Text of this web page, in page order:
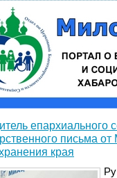
епархиального
письма от
края